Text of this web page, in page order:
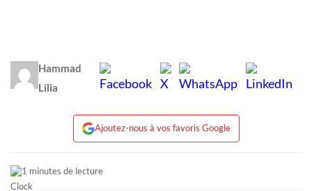
Hammad
Lilia
Ajoutez-nous à vos favoris Google
1 minutes de lecture